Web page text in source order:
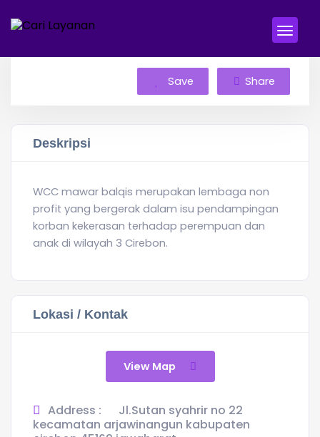
Save Share
Deskripsi
WCC mawar balqis merupakan lembaga non
profit yang bergerak dalam isu pendampingan
korban kekerasan terhadap perempuan dan
anak di wilayah 3 Cirebon.
Lokasi / Kontak
View Map
Address :
Jl.Sutan syahrir no 22
kecamatan arjawinangun kabupaten